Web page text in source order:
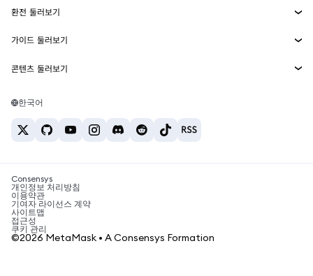
MetaMask Connect
Snaps
웹3 서비스
보안
고객 지원
채용
이더리움 가격
솔라나 가격
테더 가격
환전 둘러보기
ETH를 USD로 환전
USDT를 INR로 환전
BTC를 INR로 환전
ETH를 USDT로 환전
가이드 둘러보기
ETH 매수
USDT 매수
SHIB 매수
BNB 매수
콘텐츠 둘러보기
솔라나 지갑
암호화폐 세금 뉴스
암호화폐 매수 방법
비트코인 매도 방법
한국어
Consensys
개인정보 처리방침
이용약관
기여자 라이선스 계약
사이트맵
접근성
쿠키 관리
©2026 MetaMask • A Consensys Formation